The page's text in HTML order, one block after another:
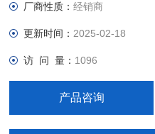
厂商性质：经销商
更新时间： 2025-02-18
访 问 量： 1096
产品咨询